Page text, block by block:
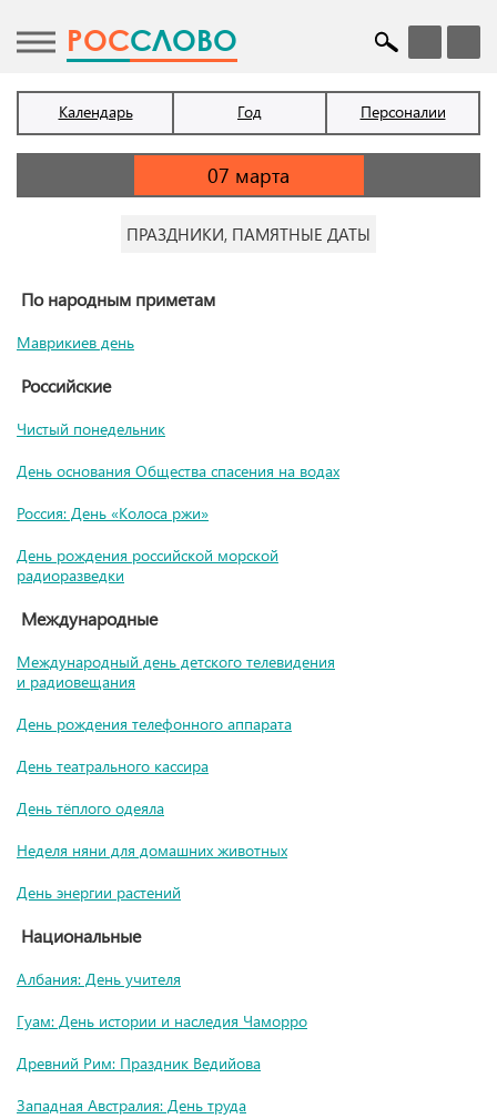
POCСЛОВО
Календарь Год Персоналии
ПРАЗДНИКИ, ПАМЯТНЫЕ ДАТЫ
По народным приметам
Маврикиев день
Российские
Чистый понедельник
День основания Общества спасения на водах
Россия: День «Колоса ржи»
День рождения российской морской
радиоразведки
Международные
Международный день детского телевидения
и радиовещания
День рождения телефонного аппарата
День театрального кассира
День тёплого одеяла
Неделя няни для домашних животных
День энергии растений
Национальные
Албания: День учителя
Гуам: День истории и наследия Чаморро
Древний Рим: Праздник Ведийова
Западная Австралия: День труда